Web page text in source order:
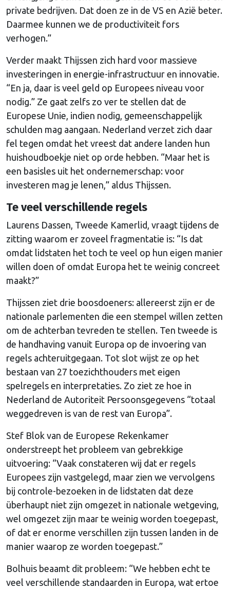
private bedrijven. Dat doen ze in de VS en Azië beter.
Daarmee kunnen we de productiviteit fors
verhogen.”
Verder maakt Thijssen zich hard voor massieve
investeringen in energie-infrastructuur en innovatie.
“En ja, daar is veel geld op Europees niveau voor
nodig.” Ze gaat zelfs zo ver te stellen dat de
Europese Unie, indien nodig, gemeenschappelijk
schulden mag aangaan. Nederland verzet zich daar
fel tegen omdat het vreest dat andere landen hun
huishoudboekje niet op orde hebben. “Maar het is
een basisles uit het ondernemerschap: voor
investeren mag je lenen,” aldus Thijssen.
Te veel verschillende regels
Laurens Dassen, Tweede Kamerlid, vraagt tijdens de
zitting waarom er zoveel fragmentatie is: “Is dat
omdat lidstaten het toch te veel op hun eigen manier
willen doen of omdat Europa het te weinig concreet
maakt?”
Thijssen ziet drie boosdoeners: allereerst zijn er de
nationale parlementen die een stempel willen zetten
om de achterban tevreden te stellen. Ten tweede is
de handhaving vanuit Europa op de invoering van
regels achteruitgegaan. Tot slot wijst ze op het
bestaan van 27 toezichthouders met eigen
spelregels en interpretaties. Zo ziet ze hoe in
Nederland de Autoriteit Persoonsgegevens “totaal
weggedreven is van de rest van Europa”.
Stef Blok van de Europese Rekenkamer
onderstreept het probleem van gebrekkige
uitvoering: “Vaak constateren wij dat er regels
Europees zijn vastgelegd, maar zien we vervolgens
bij controle-bezoeken in de lidstaten dat deze
überhaupt niet zijn omgezet in nationale wetgeving,
wel omgezet zijn maar te weinig worden toegepast,
of dat er enorme verschillen zijn tussen landen in de
manier waarop ze worden toegepast.”
Bolhuis beaamt dit probleem: “We hebben echt te
veel verschillende standaarden in Europa, wat ertoe